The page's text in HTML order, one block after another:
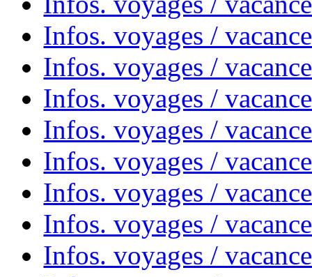
Infos. voyages /
Infos. voyages /
Infos. voyages /
Infos. voyages /
Infos. voyages /
Infos. voyages /
Infos. voyages /
Infos. voyages /